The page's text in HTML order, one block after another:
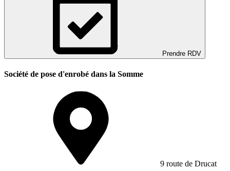
Prendre RDV
Société de pose d'enrobé dans la Somme
9 route de Drucat